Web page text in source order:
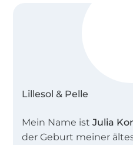
Lillesol & Pelle
Mein Name istJulia
der Geburt meiner